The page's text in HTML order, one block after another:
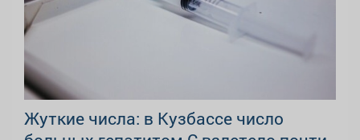
Жуткие числа: в Кузбассе число